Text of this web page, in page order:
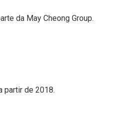
da May Cheong Group.
partir de 2018.